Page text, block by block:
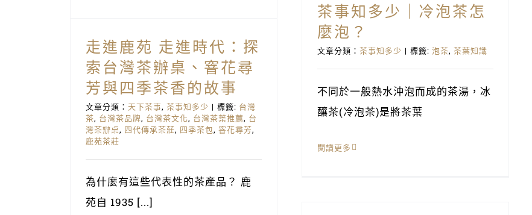
走進鹿苑 走進時代：探
索台灣茶辦桌、窨花尋
芳與四季茶香的故事
文章分類： 天下茶事, 茶事知多少 | 標籤: 台灣
茶, 台灣茶品牌, 台灣茶文化, 台灣茶葉推薦, 台
灣茶辦桌, 四代傳承茶莊, 四季茶包, 窨花尋芳,
鹿苑茶莊
為什麼有這些代表性的茶產品？ 鹿
苑自 1935 [...]
茶事知多少｜冷泡茶怎
麼泡？
文章分類： 茶事知多少 | 標籤: 泡茶, 茶葉知識
不同於一般熱水沖泡而成的茶湯，冰
釀茶(冷泡茶)是將茶葉
閱讀更多